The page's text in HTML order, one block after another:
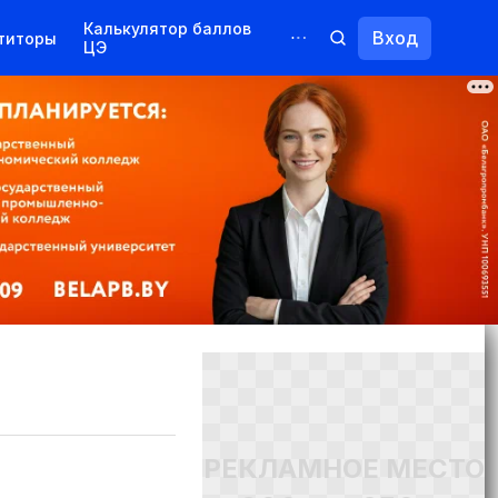
Калькулятор баллов
ЦЭ
Курсы
Переподготовка
Вход
РЕКЛАМНОЕ МЕСТО